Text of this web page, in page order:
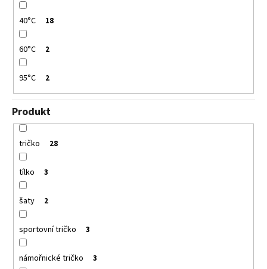
40°C 18
60°C 2
95°C 2
Produkt
tričko 28
tílko 3
šaty 2
sportovní tričko 3
námořnické tričko 3